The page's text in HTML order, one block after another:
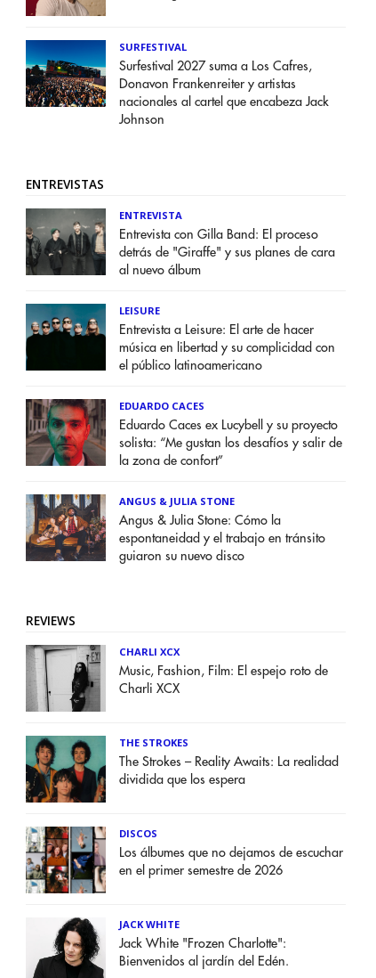
SURFESTIVAL
Surfestival 2027 suma a Los Cafres,
Donavon Frankenreiter y artistas
nacionales al cartel que encabeza Jack
Johnson
ENTREVISTAS
ENTREVISTA
Entrevista con Gilla Band: El proceso
detrás de "Giraffe" y sus planes de cara
al nuevo álbum
LEISURE
Entrevista a Leisure: El arte de hacer
música en libertad y su complicidad con
el público latinoamericano
EDUARDO CACES
Eduardo Caces ex Lucybell y su proyecto
solista: “Me gustan los desafíos y salir de
la zona de confort”
ANGUS & JULIA STONE
Angus & Julia Stone: Cómo la
espontaneidad y el trabajo en tránsito
guiaron su nuevo disco
REVIEWS
CHARLI XCX
Music, Fashion, Film: El espejo roto de
Charli XCX
THE STROKES
The Strokes – Reality Awaits: La realidad
dividida que los espera
DISCOS
Los álbumes que no dejamos de escuchar
en el primer semestre de 2026
JACK WHITE
Jack White "Frozen Charlotte":
Bienvenidos al jardín del Edén.